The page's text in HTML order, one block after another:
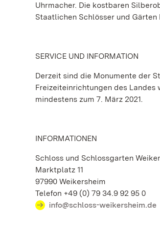
Uhrmacher. Die kostbaren
Staatlichen Schlösser und
SERVICE UND INFORMATION
Derzeit sind die Monumente der
Freizeiteinrichtungen des
mindestens zum 7. März 2021.
INFORMATIONEN
Schloss und Schlossgarten
Marktplatz 11
97990 Weikersheim
Telefon +49 (0) 79 34.9 92 95 0
info@schloss-weikersheim.de